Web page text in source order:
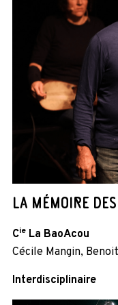
LA MÉMOIRE
Cie La BaoAcou
Cécile Mangin,
Interdisciplinaire